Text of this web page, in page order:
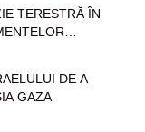
TERESTRĂ ÎN
DE A
GAZA